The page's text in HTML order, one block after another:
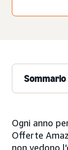
Sommario
Ogni anno
Offerte
non vedono